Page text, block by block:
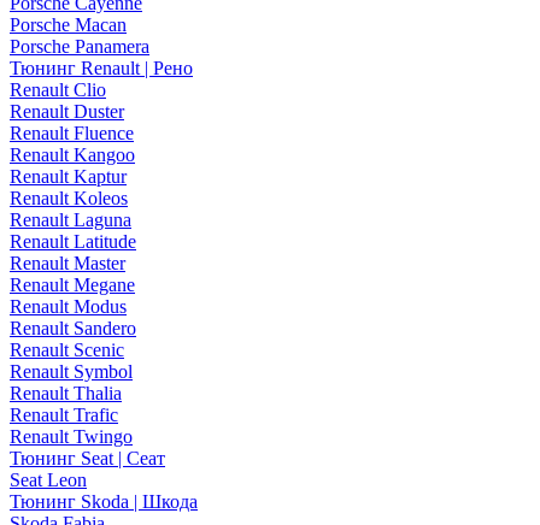
Porsche Macan
Porsche Panamera
Тюнинг Renault | Рено
Renault Clio
Renault Duster
Renault Fluence
Renault Kangoo
Renault Kaptur
Renault Koleos
Renault Laguna
Renault Latitude
Renault Master
Renault Megane
Renault Modus
Renault Sandero
Renault Scenic
Renault Symbol
Renault Thalia
Renault Trafic
Renault Twingo
Тюнинг Seat | Сеат
Seat Leon
Тюнинг Skoda | Шкода